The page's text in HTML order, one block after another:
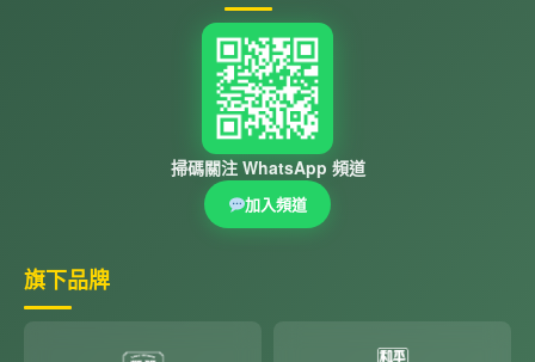
掃碼關注 WhatsApp 頻道
加入頻道
旗下品牌